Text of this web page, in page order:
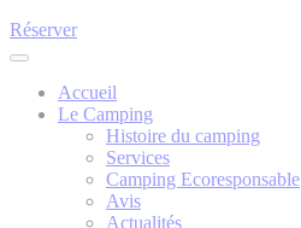
Réserver
Accueil
Le Camping
Histoire du camping
Services
Camping Ecoresponsable
Avis
Actualités